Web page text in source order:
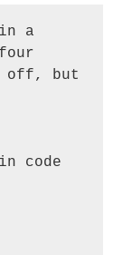
a
off, but
code